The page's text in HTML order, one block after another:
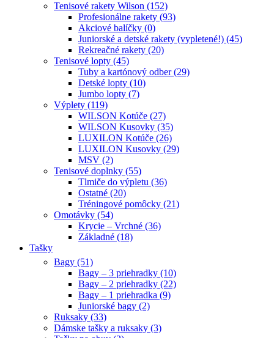
Tenisové rakety Wilson (152)
Profesionálne rakety (93)
Akciové balíčky (0)
Juniorské a detské rakety (vypletené!) (45)
Rekreačné rakety (20)
Tenisové lopty (45)
Tuby a kartónový odber (29)
Detské lopty (10)
Jumbo lopty (7)
Výplety (119)
WILSON Kotúče (27)
WILSON Kusovky (35)
LUXILON Kotúče (26)
LUXILON Kusovky (29)
MSV (2)
Tenisové doplnky (55)
Tlmiče do výpletu (36)
Ostatné (20)
Tréningové pomôcky (21)
Omotávky (54)
Krycie – Vrchné (36)
Základné (18)
Tašky
Bagy (51)
Bagy – 3 priehradky (10)
Bagy – 2 priehradky (22)
Bagy – 1 priehradka (9)
Juniorské bagy (2)
Ruksaky (33)
Dámske tašky a ruksaky (3)